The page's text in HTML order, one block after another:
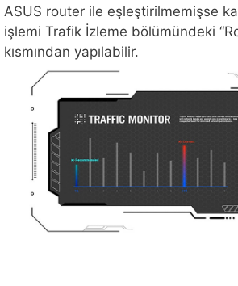
ASUS router ile eşleştirilmemişse
işlemi Trafik İzleme bölümündeki
kısmından yapılabilir.